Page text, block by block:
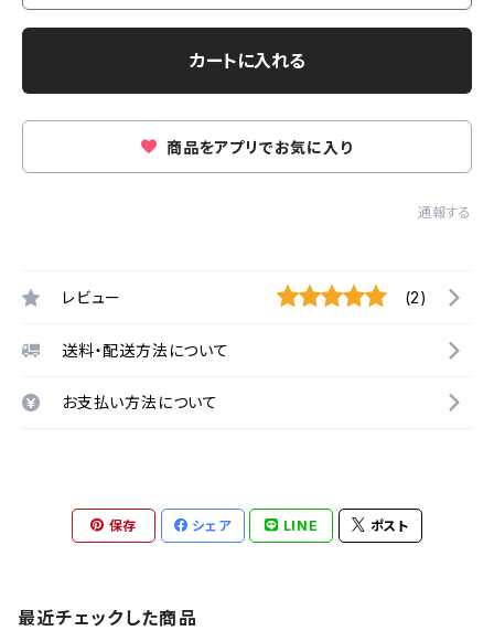
カートに入れる
商品をアプリでお気に入り
通報する
レビュー (2)
送料・配送方法について
お支払い方法について
保存 シェア LINE ポスト
最近チェックした商品